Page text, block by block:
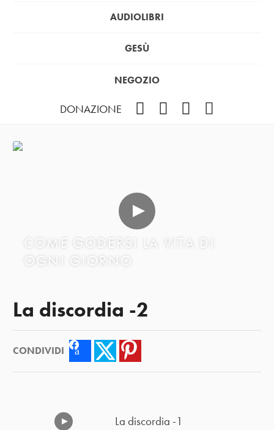
AUDIOLIBRI
GESÙ
NEGOZIO
DONAZIONE
COME GODERSI LA VITA DI
OGNI GIORNO
La discordia -2
CONDIVIDI FacebookTwitter
La discordia -1